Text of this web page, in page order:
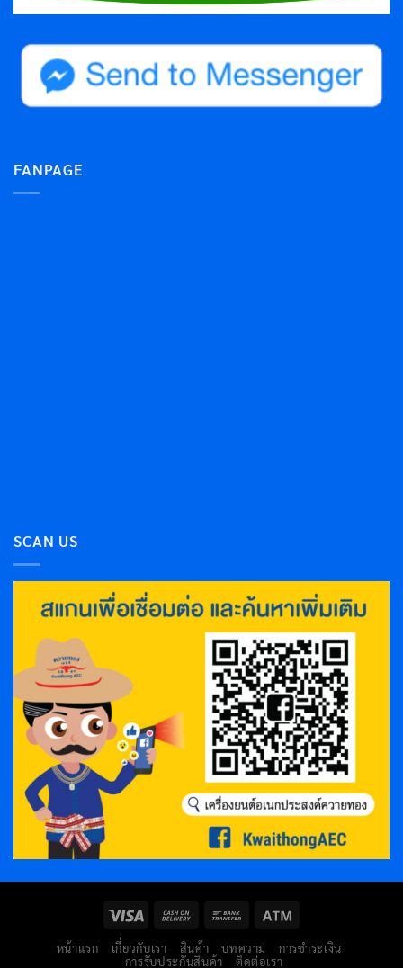
FANPAGE
SCAN US
หน้าแรก เกี่ยวกับเรา สินค้า บทความ
การชำระเงิน
การรับประกันสินค้า
ติดต่อเรา